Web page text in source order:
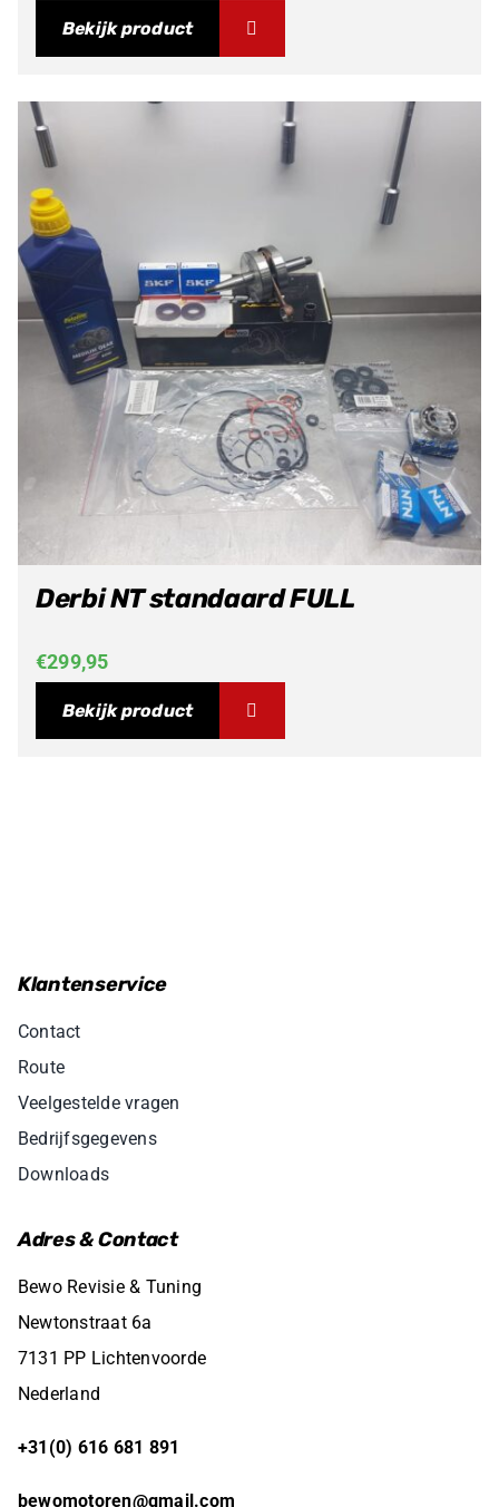
Bekijk product
Derbi NT standaard FULL
€299,95
Bekijk product
Klantenservice
Contact
Route
Veelgestelde vragen
Bedrijfsgegevens
Downloads
Adres & Contact
Bewo Revisie & Tuning
Newtonstraat 6a
7131 PP Lichtenvoorde
Nederland
+31(0) 616 681 891
bewomotoren@gmail.com